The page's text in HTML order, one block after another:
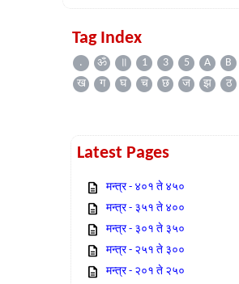
Tag Index
. ॐ ॥ 1 3 5 A B
ख
ग घ च छ ज झ ठ
Latest Pages
मन्त्र - ४०१ ते ४५०
मन्त्र - ३५१ ते ४००
मन्त्र - ३०१ ते ३५०
मन्त्र - २५१ ते ३००
मन्त्र - २०१ ते २५०